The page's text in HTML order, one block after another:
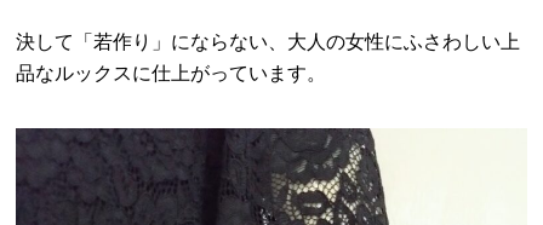
決して「若作り」にならない、大人の女性にふさわしい上
品なルックスに仕上がっています。